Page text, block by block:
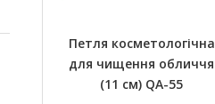
Петля косметологічна
для чищення обличчя
(11 см) QA-55